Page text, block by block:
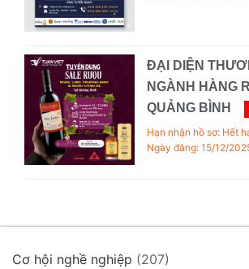
ĐẠI DIỆN
NGÀNH HÀNG
QUẢNG BÌNH
Hạn nhận hồ sơ: Hết
Ngày đăng: 15/12/
Cơ hội nghề nghiệp (207)